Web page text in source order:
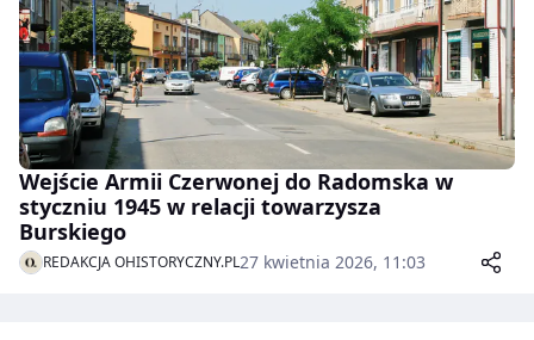
Wejście Armii Czerwonej do Radomska w
styczniu 1945 w relacji towarzysza
Burskiego
REDAKCJA OHISTORYCZNY.PL27 kwietnia 2026, 11:03